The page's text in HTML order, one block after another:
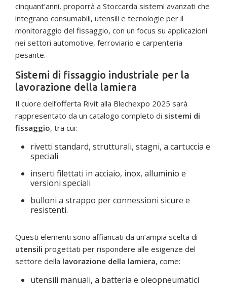
cinquant’anni, proporrà a Stoccarda sistemi avanzati che
integrano consumabili, utensili e tecnologie per il
monitoraggio del fissaggio, con un focus su applicazioni
nei settori automotive, ferroviario e carpenteria
pesante.
Sistemi di fissaggio industriale per la
lavorazione della lamiera
Il cuore dell’offerta Rivit alla Blechexpo 2025 sarà
rappresentato da un catalogo completo di sistemi di
fissaggio, tra cui:
rivetti standard, strutturali, stagni, a cartuccia e
speciali
inserti filettati in acciaio, inox, alluminio e
versioni speciali
bulloni a strappo per connessioni sicure e
resistenti.
Questi elementi sono affiancati da un’ampia scelta di
utensili progettati per rispondere alle esigenze del
settore della lavorazione della lamiera, come:
utensili manuali, a batteria e oleopneumatici